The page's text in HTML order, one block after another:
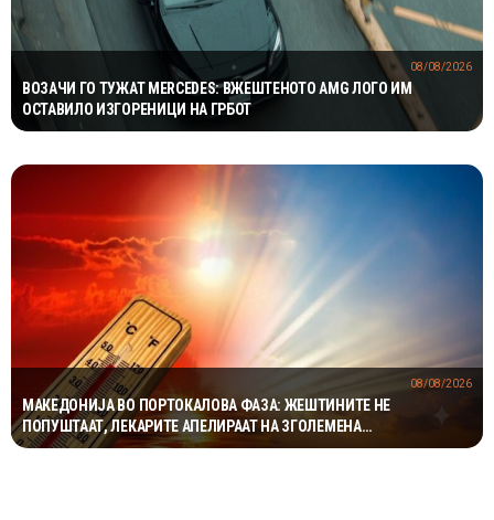
ВОЗАЧИ ГО ТУЖАТ MERCEDES: ВЖЕШТЕНОТО AMG ЛОГО ИМ
ОСТАВИЛО ИЗГОРЕНИЦИ НА ГРБОТ
08/08/2026
МАКЕДОНИЈА ВО ПОРТОКАЛОВА ФАЗА: ЖЕШТИНИТЕ НЕ
ПОПУШТААТ, ЛЕКАРИТЕ АПЕЛИРААТ НА ЗГОЛЕМЕНА
ПРЕТПАЗЛИВОСТ
08/08/2026